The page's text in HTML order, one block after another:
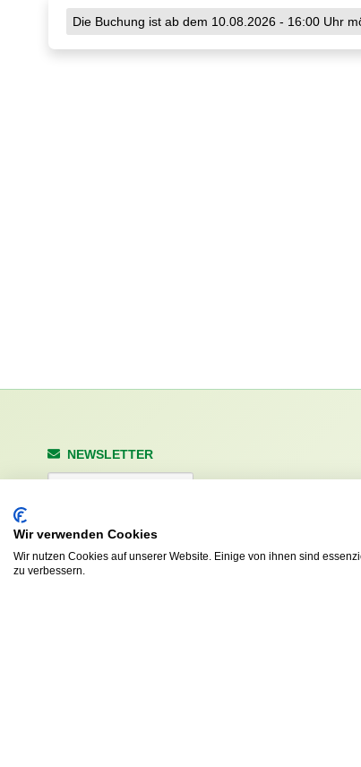
Die Buchung ist ab dem 10.08.2026 - 16:00 Uhr
Wir verwenden Cookies
Wir nutzen Cookies auf unserer Website. Einige von ihnen sind
zu verbessern.
NEWSLETTER
Anrede
Abonnieren